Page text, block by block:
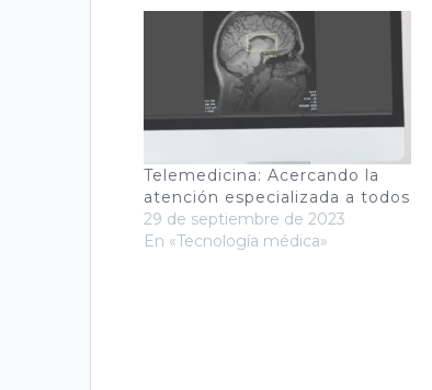
Telemedicina: Acercando la
atención especializada a todos
29 de septiembre de 2023
En «Tecnología médica»